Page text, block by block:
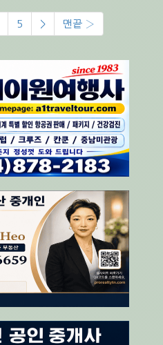
5 > 맨끝 ›